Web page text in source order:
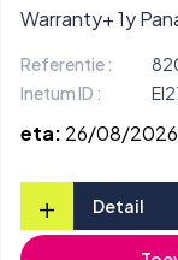
Warranty+ 1y
Referentie :
Inetum ID :
eta: 26/08/2026
+ Detail